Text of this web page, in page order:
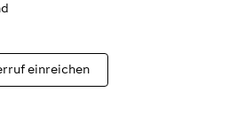
einreichen